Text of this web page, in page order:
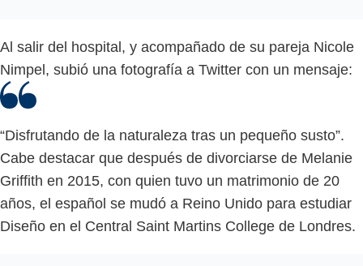
Al salir del hospital, y acompañado de su pareja Nicole
Nimpel, subió una fotografía a Twitter con un mensaje:
“Disfrutando de la naturaleza tras un pequeño susto”.
Cabe destacar que después de divorciarse de Melanie
Griffith en 2015, con quien tuvo un matrimonio de 20
años, el español se mudó a Reino Unido para estudiar
Diseño en el Central Saint Martins College de Londres.